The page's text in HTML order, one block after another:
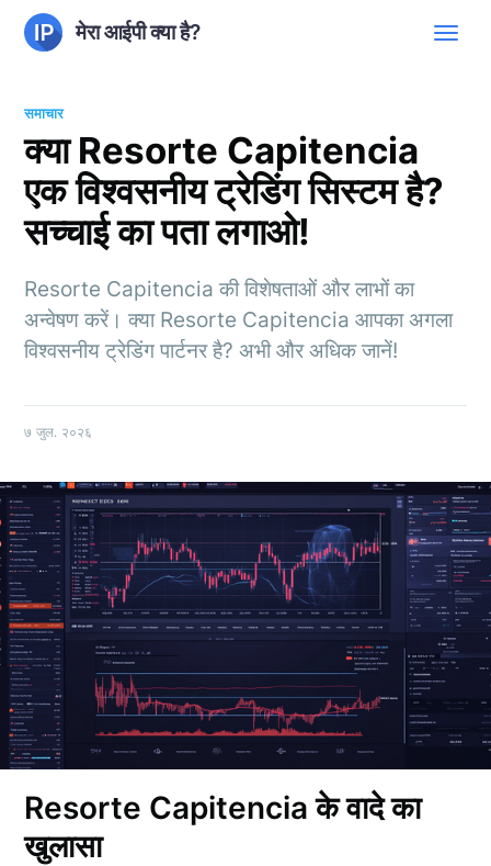
मेरा आईपी क्या है?
समाचार
क्या Resorte Capitencia
एक विश्वसनीय ट्रेडिंग सिस्टम है?
सच्चाई का पता लगाओ!
Resorte Capitencia की विशेषताओं और लाभों का
अन्वेषण करें। क्या Resorte Capitencia आपका अगला
विश्वसनीय ट्रेडिंग पार्टनर है? अभी और अधिक जानें!
७ जुल. २०२६
Resorte Capitencia के वादे का
खुलासा